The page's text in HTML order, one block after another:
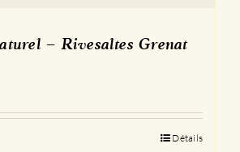
– Rivesaltes Grenat
Détails